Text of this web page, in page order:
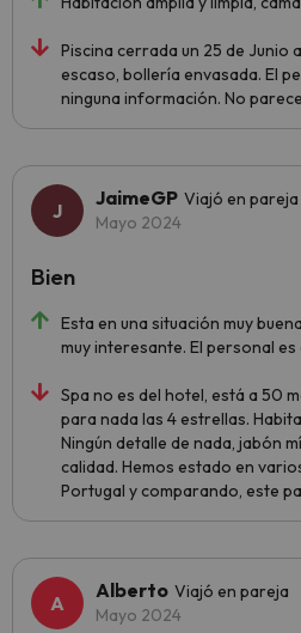
Piscina cerrada un 25 de Junio
escaso, bollería envasada. El
ninguna información. No
JaimeGP Viajó en pareja
Mayo 2024
Esta en una situación muy
muy interesante. El personal
Spa no es del hotel, está a 50
para nada las 4 estrellas.
Ningún detalle de nada, jabón
calidad. Hemos estado en
Portugal y comparando, este
Bien
Alberto Viajó en pareja
Mayo 2024